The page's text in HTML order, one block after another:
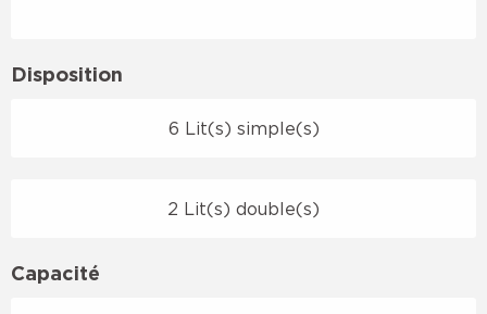
Disposition
6 Lit(s) simple(s)
2 Lit(s) double(s)
Capacité